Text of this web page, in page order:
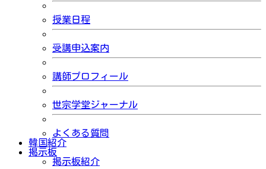
授業日程
受講申込案内
講師プロフィール
世宗学堂ジャーナル
よくある質問
韓国紹介
掲示板
掲示板紹介